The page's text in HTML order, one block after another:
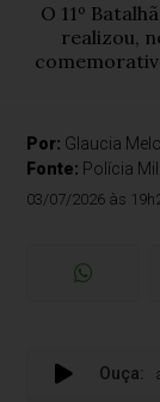
O 11º
realizou,
Por: Glaucia
Fonte: Polícia
03/07/2026 às
Ouça:
celebra 24º